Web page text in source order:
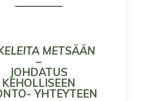
METSÄÄN
–
JOHDATUS
KEHOLLISEEN
YHTEYTEEN